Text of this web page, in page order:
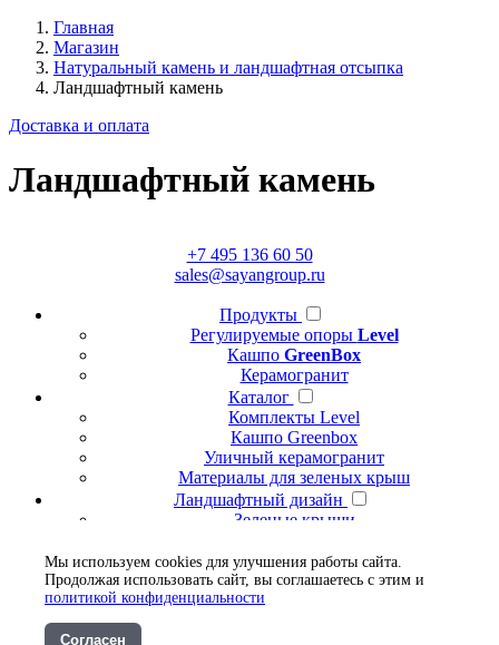
Мы используем cookies для улучшения работы сайта.
Продолжая использовать сайт, вы соглашаетесь с этим и
политикой конфиденциальности
Согласен
Главная
Магазин
Натуральный камень и ландшафтная отсыпка
Ландшафтный камень
Доставка и оплата
Ландшафтный камень
+7 495 136 60 50
sales@sayangroup.ru
Продукты
Регулируемые опоры Level
Кашпо GreenBox
Керамогранит
Каталог
Комплекты Level
Кашпо Greenbox
Уличный керамогранит
Материалы для зеленых крыш
Ландшафтный дизайн
Зеленые крыши
Дилеры
Контакты
Политика конфиденциальности